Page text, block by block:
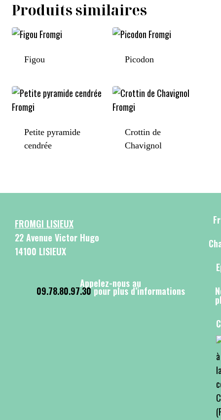
Produits similaires
Figou Picodon
Petite pyramide
cendrée
Crottin de
Chavignol
FROMGI LISIEUX
22 Avenue Victor Hugo
14100 LISIEUX
Appelez-nous au
09.78.80.97.30pour plus d’informations